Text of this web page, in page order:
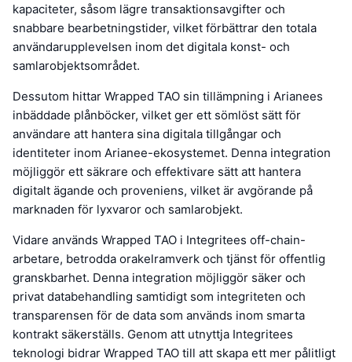
kapaciteter, såsom lägre transaktionsavgifter och
snabbare bearbetningstider, vilket förbättrar den totala
användarupplevelsen inom det digitala konst- och
samlarobjektsområdet.
Dessutom hittar Wrapped TAO sin tillämpning i Arianees
inbäddade plånböcker, vilket ger ett sömlöst sätt för
användare att hantera sina digitala tillgångar och
identiteter inom Arianee-ekosystemet. Denna integration
möjliggör ett säkrare och effektivare sätt att hantera
digitalt ägande och proveniens, vilket är avgörande på
marknaden för lyxvaror och samlarobjekt.
Vidare används Wrapped TAO i Integritees off-chain-
arbetare, betrodda orakelramverk och tjänst för offentlig
granskbarhet. Denna integration möjliggör säker och
privat databehandling samtidigt som integriteten och
transparensen för de data som används inom smarta
kontrakt säkerställs. Genom att utnyttja Integritees
teknologi bidrar Wrapped TAO till att skapa ett mer pålitligt